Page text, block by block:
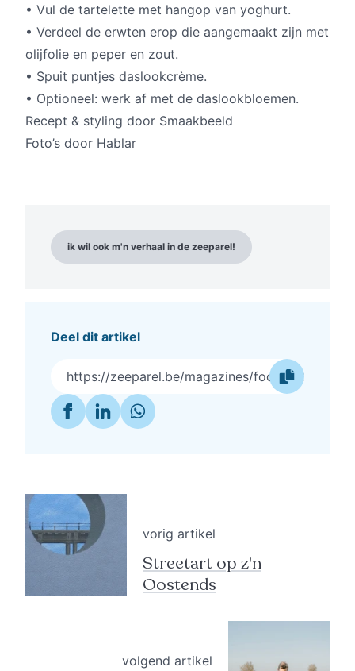
• Vul de tartelette met hangop van yoghurt.
• Verdeel de erwten erop die aangemaakt zijn met
olijfolie en peper en zout.
• Spuit puntjes daslookcrème.
• Optioneel: werk af met de daslookbloemen.
Recept & styling door Smaakbeeld
Foto’s door Hablar
ik wil ook m'n verhaal in de zeeparel!
Deel dit artikel
https://zeeparel.be/magazines/food-2026/
vorig artikel
Streetart op z'n
Oostends
volgend artikel